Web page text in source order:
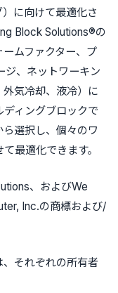
に向けて最適化さ
Block Solutions®の
ムファクター、プ
ジ、ネットワーキン
気冷却、液冷）に
ィングブロックで
選択し、個々のワ
最適化できます。
、およびWe
Inc.の商標および/
それぞれの所有者